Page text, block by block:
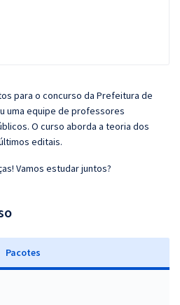
para o concurso da Prefeitura de
uma equipe de professores
O curso aborda a teoria dos
editais.
Vamos estudar juntos?
Pacotes